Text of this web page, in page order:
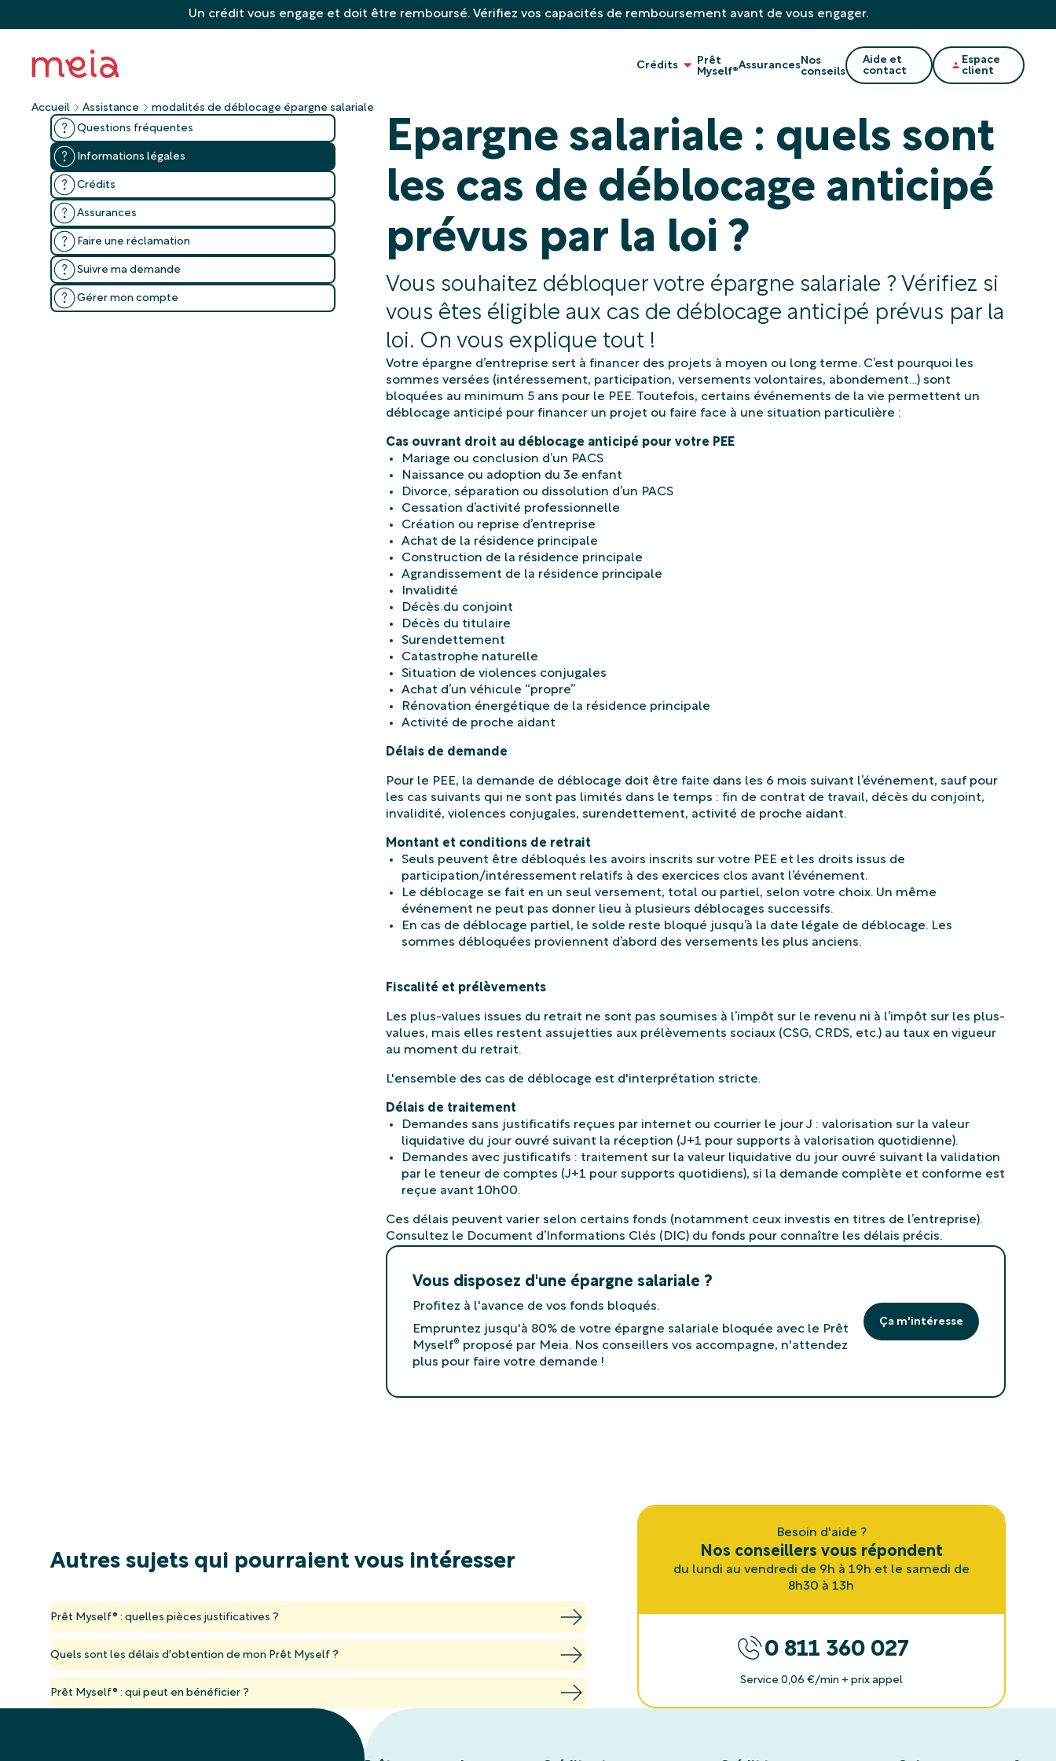
Un crédit vous engage et doit être remboursé. Vérifiez vos capacités de remboursement avant de vous engager.
Crédits
Prêt
Myself®AssurancesNos
conseils
Aide et
contact
Espace
client
Accueil Assistance
modalités de déblocage épargne salariale
Questions fréquentes
Informations légales
Crédits
Assurances
Faire une réclamation
Suivre ma demande
Gérer mon compte
Epargne salariale : quels sont
les cas de déblocage anticipé
prévus par la loi ?
Vous souhaitez débloquer votre épargne salariale ? Vérifiez si
vous êtes éligible aux cas de déblocage anticipé prévus par la
loi. On vous explique tout !
Votre épargne d’entreprise sert à financer des projets à moyen ou long terme. C’est pourquoi les
sommes versées (intéressement, participation, versements volontaires, abondement…) sont
bloquées au minimum 5 ans pour le PEE. Toutefois, certains événements de la vie permettent un
Cas ouvrant droit au déblocage anticipé pour votre PEE
Mariage ou conclusion d’un PACS
Naissance ou adoption du 3e enfant
Divorce, séparation ou dissolution d’un PACS
Cessation d’activité professionnelle
Création ou reprise d’entreprise
Achat de la résidence principale
Construction de la résidence principale
Agrandissement de la résidence principale
Invalidité
Décès du conjoint
Décès du titulaire
Surendettement
Catastrophe naturelle
Situation de violences conjugales
Achat d’un véhicule “propre”
Rénovation énergétique de la résidence principale
Activité de proche aidant
Délais de demande
Pour le PEE, la demande de déblocage doit être faite dans les 6 mois suivant l’événement, sauf pour
les cas suivants qui ne sont pas limités dans le temps : fin de contrat de travail, décès du conjoint,
invalidité, violences conjugales, surendettement, activité de proche aidant.
Montant et conditions de retrait
Seuls peuvent être débloqués les avoirs inscrits sur votre PEE et les droits issus de
participation/intéressement relatifs à des exercices clos avant l’événement.
Le déblocage se fait en un seul versement, total ou partiel, selon votre choix. Un même
événement ne peut pas donner lieu à plusieurs déblocages successifs.
En cas de déblocage partiel, le solde reste bloqué jusqu’à la date légale de déblocage. Les
sommes débloquées proviennent d’abord des versements les plus anciens.
Fiscalité et prélèvements
Les plus-values issues du retrait ne sont pas soumises à l’impôt sur le revenu ni à l’impôt sur les plus-
values, mais elles restent assujetties aux prélèvements sociaux (CSG, CRDS, etc.) au taux en vigueur
au moment du retrait.
L'ensemble des cas de déblocage est d'interprétation stricte.
Délais de traitement
Demandes sans justificatifs reçues par internet ou courrier le jour J : valorisation sur la valeur
liquidative du jour ouvré suivant la réception (J+1 pour supports à valorisation quotidienne).
Demandes avec justificatifs : traitement sur la valeur liquidative du jour ouvré suivant la validation
par le teneur de comptes (J+1 pour supports quotidiens), si la demande complète et conforme est
reçue avant 10h00.
Ces délais peuvent varier selon certains fonds (notamment ceux investis en titres de l’entreprise).
Consultez le Document d’Informations Clés (DIC) du fonds pour connaître les délais précis.
Vous disposez d'une épargne salariale ?
Profitez à l'avance de vos fonds bloqués.
Empruntez jusqu'à 80% de votre épargne salariale bloquée avec le Prêt
Myself® proposé par Meia. Nos conseillers vos accompagne, n'attendez
plus pour faire votre demande !
Ça m'intéresse
Autres sujets qui pourraient vous intéresser
Prêt Myself® : quelles pièces justificatives ?
Quels sont les délais d'obtention de mon Prêt Myself ?
Prêt Myself® : qui peut en bénéficier ?
Besoin d'aide ?
Nos conseillers vous répondent
du lundi au vendredi de 9h à 19h et le samedi de
8h30 à 13h
0 811 360 027
Service 0,06 €/min + prix appel